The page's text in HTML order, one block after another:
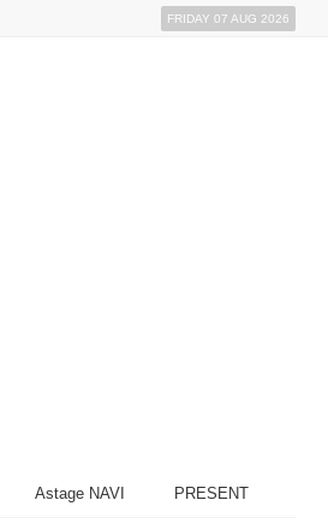
FRIDAY 07 AUG 2026
Astage NAVI PRESENT